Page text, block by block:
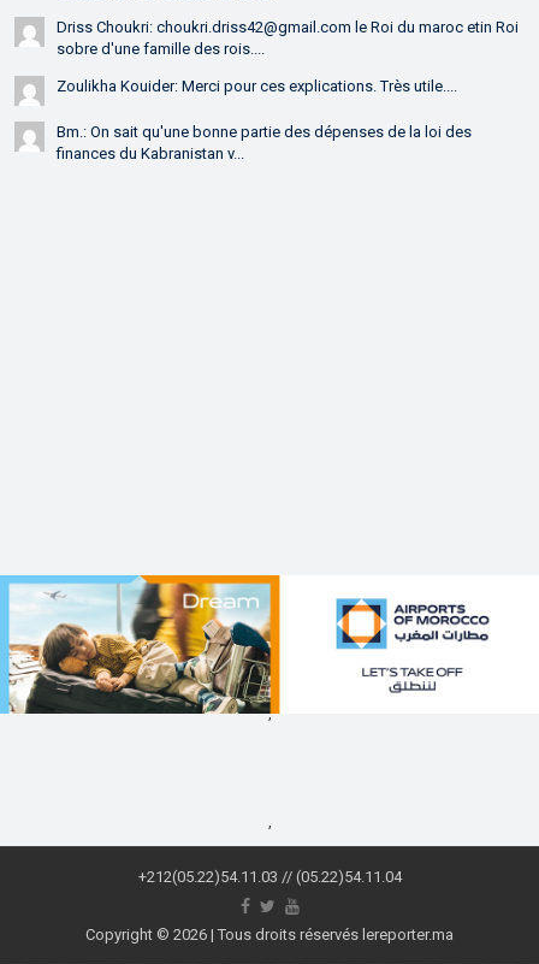
Driss Choukri: choukri.driss42@gmail.com le Roi du maroc etin Roi
sobre d'une famille des rois....
Zoulikha Kouider: Merci pour ces explications. Très utile....
Bm.: On sait qu'une bonne partie des dépenses de la loi des
finances du Kabranistan v...
,
,
+212(05.22)54.11.03 // (05.22)54.11.04
Copyright © 2026 | Tous droits réservés lereporter.ma